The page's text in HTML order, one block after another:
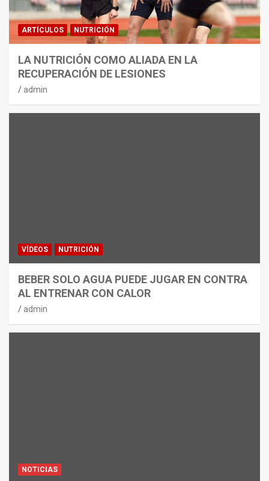
ARTÍCULOS NUTRICIÓN
LA NUTRICIÓN COMO ALIADA EN LA
RECUPERACIÓN DE LESIONES
admin
VÍDEOS NUTRICIÓN
BEBER SOLO AGUA PUEDE JUGAR EN CONTRA
AL ENTRENAR CON CALOR
admin
NOTICIAS